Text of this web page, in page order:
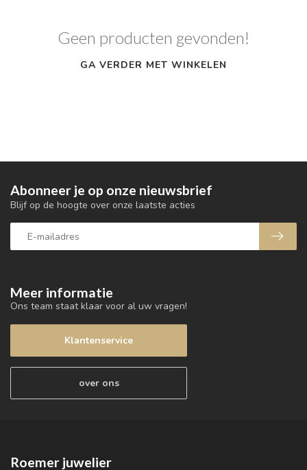
Geen producten gevonden!
GA VERDER MET WINKELEN
Meer informatie
Ons team staat klaar voor al uw vragen!
Klantenservice
over ons
Abonneer je op onze nieuwsbrief
Blijf op de hoogte over onze laatste acties
Roemer juwelier